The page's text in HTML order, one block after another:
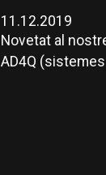
11.12.2019
Novetat al
AD4Q